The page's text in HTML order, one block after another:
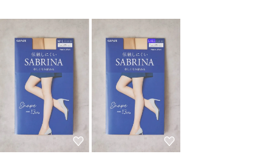
身長167cm【Mサイズ】 (バスト：C70)
30代前半2020/11/28
結婚式 (友人として)
サイズはぴったりで、丈はひざ丈でした。 非常にきれいな状態の良いドレ
スが届いたので、気持ちよく式に出ることができました。 ドレスとジャケ
ットをレンタルしたかったのですが、日にちが迫っていたこともあり、借り
られるジャケットが無く、アクセサリー付きのセットにしました。 ジャケ
ットがもっと種類、数があると助かります。